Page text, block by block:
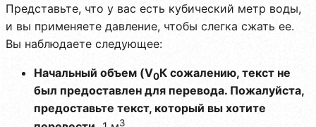
Представьте, что у вас есть кубический метр воды,
и вы применяете давление, чтобы слегка сжать ее.
Вы наблюдаете следующее:
Начальный объем (V0К сожалению, текст не
был предоставлен для перевода. Пожалуйста,
предоставьте текст, который вы хотите
3